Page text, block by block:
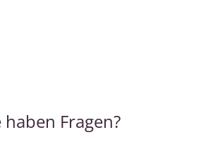
haben Fragen?